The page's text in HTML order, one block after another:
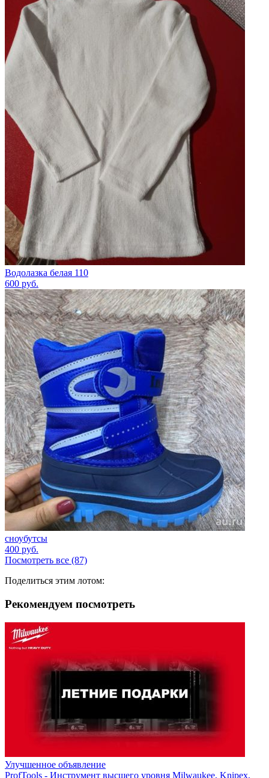
Водолазка белая 110
600 руб.
сноубутсы
400 руб.
Посмотреть все (87)
Поделиться этим лотом:
Рекомендуем посмотреть
Улучшенное объявление
ProfTools - Инструмент высшего уровня Milwaukee, Knipex,